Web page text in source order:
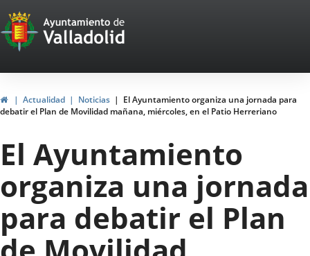
Portal
Web
del
Ayuntamiento
de
Valladolid
HomeActualidad Noticias
El Ayuntamiento organiza una jornada para
debatir el Plan de Movilidad mañana, miércoles, en el Patio Herreriano
El Ayuntamiento
organiza una jornada
para debatir el Plan